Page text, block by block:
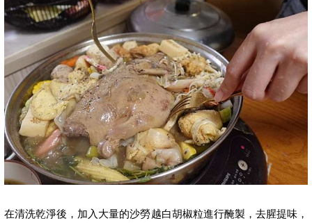
在清洗乾淨後，加入大量的沙勞越白胡椒粒進行醃製，去腥提味，